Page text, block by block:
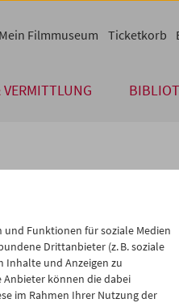
Mein Filmmuseum Ticketkorb
PDF
or subtitles
und Funktionen für soziale Medien
Drittanbieter (z. B. soziale
Inhalte und Anzeigen zu
Anbieter können die dabei
im Rahmen Ihrer Nutzung der